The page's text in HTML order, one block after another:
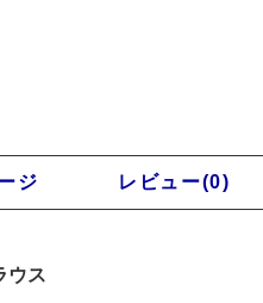
ジ レビュー(0)
ウス